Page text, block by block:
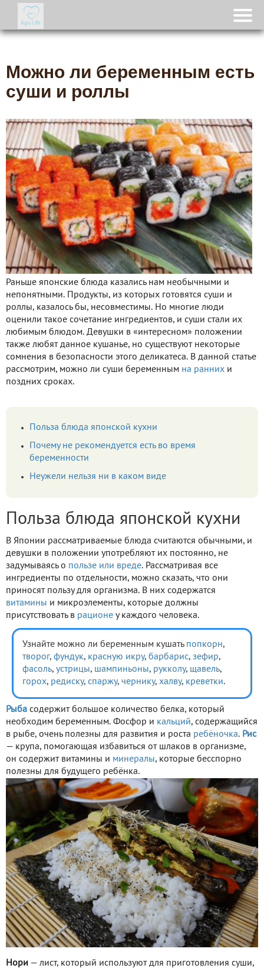
Можно ли беременным есть
суши и роллы
Раньше японские блюда казались нам необычными и
непонятными. Продукты, из которых готовятся суши и
роллы, казалось бы, несовместимы. Но многие люди
оценили такое сочетание ингредиентов, и суши стали их
любимым блюдом. Девушки в «интересном» положении
также любят данное кушанье, но существуют некоторые
сомнения в безопасности этого деликатеса. В данной статье
рассмотрим, можно ли суши беременным на ранних и
поздних сроках.
Польза блюда японской кухни
Почему не рекомендуется есть во время
беременности
Неужели нельзя ни в каком виде
Польза блюда японской кухни
В Японии рассматриваемые блюда считаются обычными, и
девушки в положении употребляют их постоянно, не
задумываясь о пользе или вреде. Рассматривая все
ингредиенты по отдельности, можно сказать, что они
приносят пользу для организма. В них содержатся
витамины и микроэлементы, которые должны
присутствовать в рационе у каждого человека.
Узнайте можно ли беременным кушать попкорн,
творог, фундук, красную икру, барбарис, зефир,
фасоль, устрицы, шампиньоны, рукколу, щавель,
горох, редиску, спаржу, чернику, халву, креветки.
Рыба содержит большое количество белка, который
необходим беременным. Фосфор и кальций, содержащийся
в рыбе, очень полезны для развития и роста ребёночка. Рис
— крупа, помогающая избавиться от шлаков в организме,
он содержит витамины и минералы, которые бесспорно
полезны для будущего ребёнка.
Нори — лист, который используют для приготовления суши,